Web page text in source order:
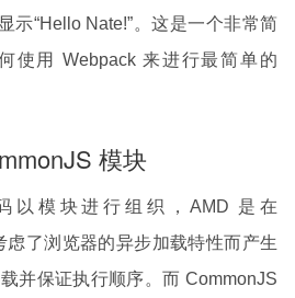
示“Hello Nate!”。这是一个非常简
使用 Webpack 来进行最简单的
模块
以模块进行组织，AMD 是在
虑了浏览器的异步加载特性而产生
并保证执行顺序。而 CommonJS